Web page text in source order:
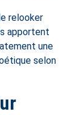
relooker
apportent
une
selon